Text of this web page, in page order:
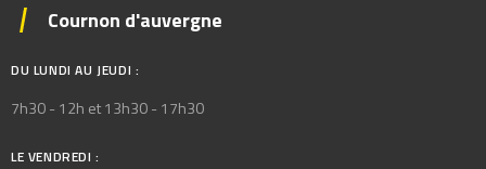
Cournon d'auvergne
DU LUNDI AU JEUDI :
7h30 - 12h et 13h30 - 17h30
LE VENDREDI :